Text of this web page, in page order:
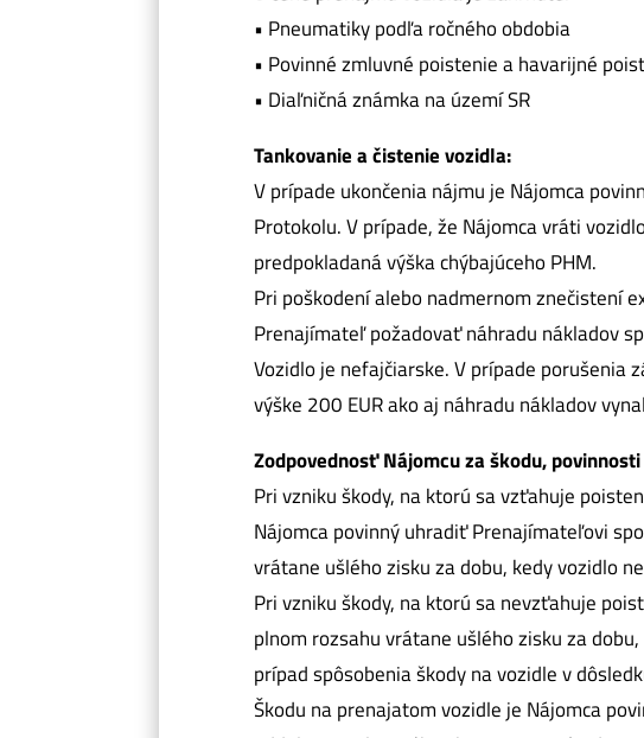
• Pneumatiky podľa ročného obdobia
• Povinné zmluvné poistenie a havarijné
• Diaľničná známka na území SR
Tankovanie a čistenie vozidla:
V prípade ukončenia nájmu je Nájomca
Protokolu. V prípade, že Nájomca vráti
predpokladaná výška chýbajúceho PHM.
Pri poškodení alebo nadmernom znečistení
Prenajímateľ požadovať náhradu nákladov
Vozidlo je nefajčiarske. V prípade porušenia
výške 200 EUR ako aj náhradu nákladov
Zodpovednosť Nájomcu za škodu,
Pri vzniku škody, na ktorú sa vzťahuje
Nájomca povinný uhradiť Prenajímateľovi
vrátane ušlého zisku za dobu, kedy vozidlo
Pri vzniku škody, na ktorú sa nevzťahuje
plnom rozsahu vrátane ušlého zisku za
prípad spôsobenia škody na vozidle v
Škodu na prenajatom vozidle je Nájomca